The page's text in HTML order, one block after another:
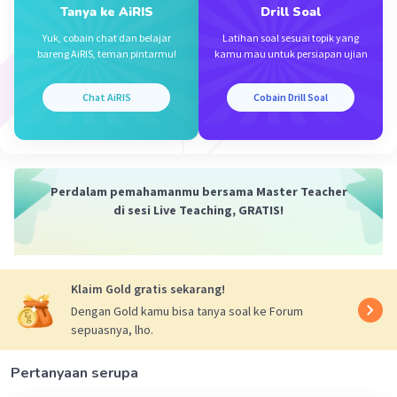
jadi nilai dari Cos A adalah 1/2 (A)
Beri Rating 2 Balas
21 November 2023 06:32
Jawaban terverifikasi
Jawaban: a. 1/2
cos x = sisi samping sudut x / sisi miring
Tanya ke AiRIS
Yuk, cobain chat dan belajar
bareng AiRIS, teman pintarmu!
Chat AiRIS
Drill Soal
Latihan soal sesuai topik yang
kamu mau untuk persiapan ujian
Cobain Drill Soal
Perdalam pemahamanmu bersama Master Teacher
di sesi Live Teaching, GRATIS!
Klaim Gold gratis sekarang!
Dengan Gold kamu bisa tanya soal ke Forum
sepuasnya, lho.
Pertanyaan serupa